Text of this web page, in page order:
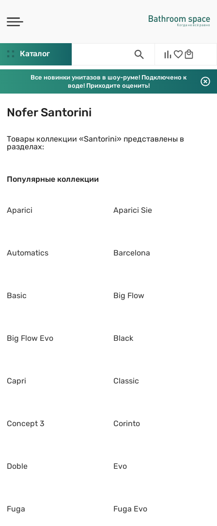
Каталог
Все новинки унитазов в шоу-руме! Подключено к
воде! Приходите оценить!
Nofer Santorini
Товары коллекции «Santorini» представлены в
разделах:
Популярные коллекции
Aparici Aparici Sie
Automatics Barcelona
Basic Big Flow
Big Flow Evo Black
Capri Classic
Concept 3 Corinto
Doble Evo
Fuga Fuga Evo